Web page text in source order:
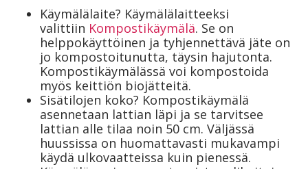
Käymälälaite? Käymälälaitteeksi
valittiin Kompostikäymälä. Se on
helppokäyttöinen ja tyhjennettävä jäte on
jo kompostoitunutta, täysin hajutonta.
Kompostikäymälässä voi kompostoida
myös keittiön biojätteitä.
Sisätilojen koko? Kompostikäymälä
asennetaan lattian läpi ja se tarvitsee
lattian alle tilaa noin 50 cm. Väljässä
huussissa on huomattavasti mukavampi
käydä ulkovaatteissa kuin pienessä.